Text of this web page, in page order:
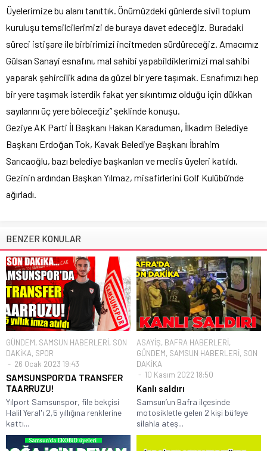
Üyelerimize bu alanı tanıttık. Önümüzdeki günlerde sivil toplum
kuruluşu temsilcilerimizi de buraya davet edeceğiz. Buradaki
süreci istişare ile birbirimizi incitmeden sürdüreceğiz. Amacımız
Gülsan Sanayi esnafını, mal sahibi yapabildiklerimizi mal sahibi
yaparak şehircilik adına da güzel bir yere taşımak. Esnafımızı hep
bir yere taşımak isterdik fakat yer sıkıntımız olduğu için dükkan
sayılarını üç yere böleceğiz” şeklinde konuşu.
Geziye AK Parti İl Başkanı Hakan Karaduman, İlkadım Belediye
Başkanı Erdoğan Tok, Kavak Belediye Başkanı İbrahim
Sarıcaoğlu, bazı belediye başkanları ve meclis üyeleri katıldı.
Gezinin ardından Başkan Yılmaz, misafirlerini Golf Kulübü’nde
ağırladı.
BENZER KONULAR
GÜNDEM, SAMSUN HABERLERİ, SON
DAKİKA, SPOR
26 Ocak 2023 19:43
SAMSUNSPOR’DA TRANSFER
TAARRUZU!
Yılport Samsunspor, file bekçisi
Halil Yeral'ı 2,5 yıllığına renklerine
kattı...
ASAYİŞ, BAFRA HABERLERİ,
GÜNDEM, SAMSUN HABERLERİ, SON
DAKİKA
10 Kasım 2022 18:50
Kanlı saldırı
Samsun’un Bafra ilçesinde
motosikletle gelen 2 kişi büfeye
silahla ateş...